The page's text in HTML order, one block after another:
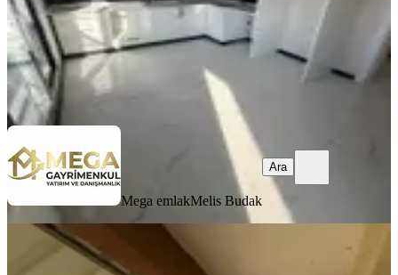
Mega emlak Melis Budak
Ara
Mega emlakMelis Budak
Ara
YENİ
Fatih Mah.satılık Bahçe Dubleks